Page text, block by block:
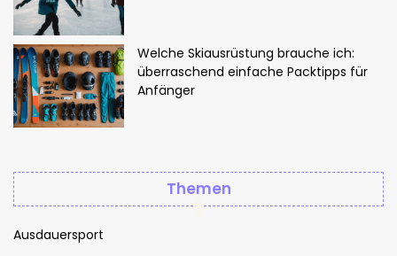
Welche Skiausrüstung brauche ich:
überraschend einfache Packtipps für
Anfänger
Themen
Ausdauersport